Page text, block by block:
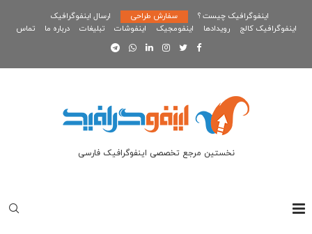
اینفوگرافیک چیست ؟ سفارش طراحی
ارسال اینفوگرافیک
اینفوگرافیک کالج
رویدادها اینفومجیک اینفوشات تبلیغات درباره ما تماس
نخستین مرجع تخصصی اینفوگرافیک فارسی